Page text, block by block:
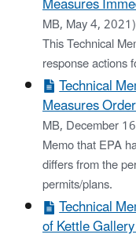
MB, May 4, 2021)
This Technical
response actions
Technical
Measures
MB, December
Memo that EPA
differs from the
permits/plans.
Technical
of Kettle